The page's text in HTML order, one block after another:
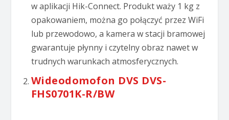
w aplikacji Hik-Connect. Produkt waży 1 kg z
opakowaniem, można go połączyć przez WiFi
lub przewodowo, a kamera w stacji bramowej
gwarantuje płynny i czytelny obraz nawet w
trudnych warunkach atmosferycznych.
Wideodomofon DVS DVS-
FHS0701K-R/BW